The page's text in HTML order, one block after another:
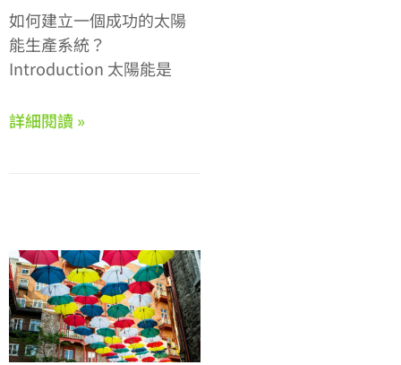
如何建立一個成功的太陽
能生產系統？
Introduction 太陽能是
詳細閱讀 »